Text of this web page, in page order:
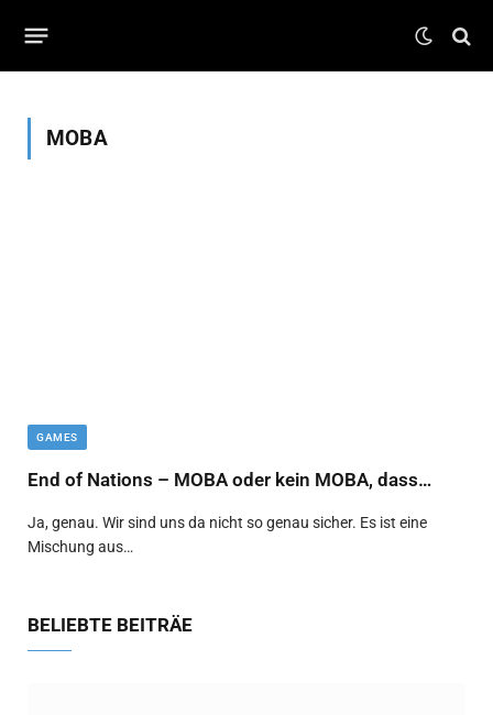
MOBA
GAMES
End of Nations – MOBA oder kein MOBA, dass…
Ja, genau. Wir sind uns da nicht so genau sicher. Es ist eine
Mischung aus…
BELIEBTE BEITRÄE